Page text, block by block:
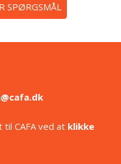
SPØRGSMÅL
CAFA ved at klikke